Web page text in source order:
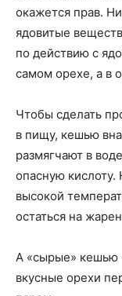
окажется прав.
ядовитые
по действию с
самом орехе, а в
Чтобы сделать
в пищу, кешью
размягчают в
опасную кислоту.
высокой
остаться на
А «сырые» кешью
вкусные орехи